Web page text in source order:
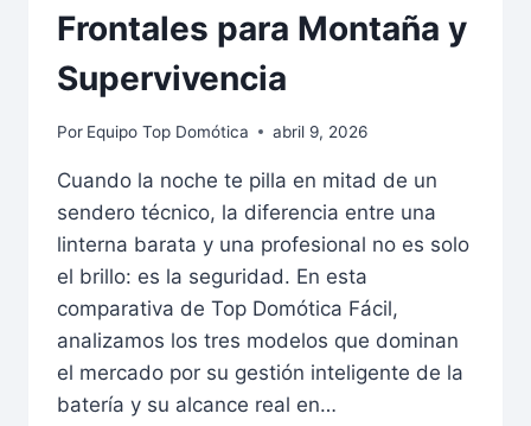
Frontales para Montaña y
Supervivencia
Por Equipo Top Domótica abril 9, 2026
Cuando la noche te pilla en mitad de un
sendero técnico, la diferencia entre una
linterna barata y una profesional no es solo
el brillo: es la seguridad. En esta
comparativa de Top Domótica Fácil,
analizamos los tres modelos que dominan
el mercado por su gestión inteligente de la
batería y su alcance real en…